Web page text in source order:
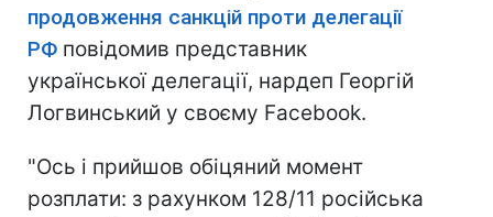
продовження санкцій проти делегації
РФ повідомив представник
української делегації, нардеп Георгій
Логвинський у своєму Facebook.
"Ось і прийшов обіцяний момент
розплати: з рахунком 128/11 російська